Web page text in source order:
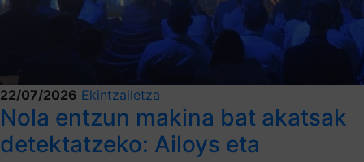
22/07/2026 Ekintzailetza
Nola entzun makina bat akatsak
detektatzeko: Ailoys eta